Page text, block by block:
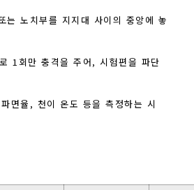
는 노치부를 지지대 사이의 중앙에 놓
1회만 충격을 주어, 시험편을 파단
면율, 천이 온도 등을 측정하는 시